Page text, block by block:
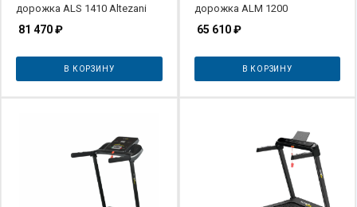
дорожка ALS 1410 Altezani
81 470₽
В КОРЗИНУ
дорожка ALM 1200
65 610₽
В КОРЗИНУ